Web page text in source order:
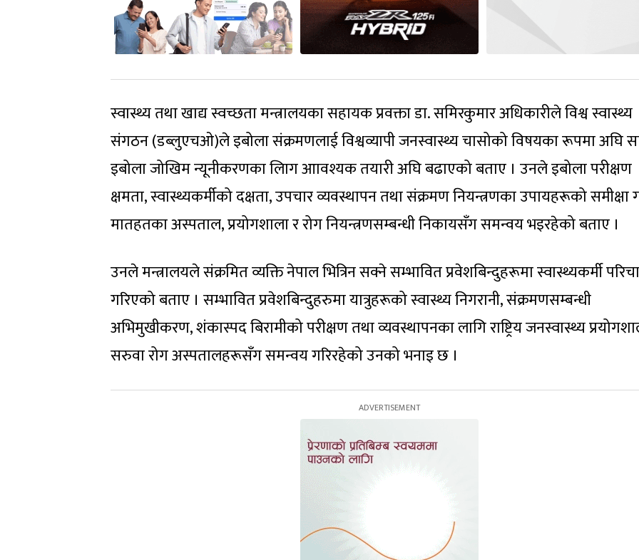
स्वास्थ्य तथा खाद्य स्वच्छता मन्त्रालयका सहायक प्रवक्ता डा. समिरकुमार अधिकारीले विश्व स्वास्थ्य
संगठन (डब्लुएचओ)ले इबोला संक्रमणलाई विश्वव्यापी जनस्वास्थ्य चासोको विषयका रूपमा अघि
इबोला जोखिम न्यूनीकरणका लािग आावश्यक तयारी अघि बढाएको बताए । उनले इबोला परीक्षण
क्षमता, स्वास्थ्यकर्मीको दक्षता, उपचार व्यवस्थापन तथा संक्रमण नियन्त्रणका उपायहरूको समीक्षा
मातहतका अस्पताल, प्रयोगशाला र रोग नियन्त्रणसम्बन्धी निकायसँग समन्वय भइरहेको बताए ।
उनले मन्त्रालयले संक्रमित व्यक्ति नेपाल भित्रिन सक्ने सम्भावित प्रवेशबिन्दुहरूमा स्वास्थ्यकर्मी
गरिएको बताए । सम्भावित प्रवेशबिन्दुहरुमा यात्रुहरूको स्वास्थ्य निगरानी, संक्रमणसम्बन्धी
अभिमुखीकरण, शंकास्पद बिरामीको परीक्षण तथा व्यवस्थापनका लागि राष्ट्रिय जनस्वास्थ्य
सरुवा रोग अस्पतालहरूसँग समन्वय गरिरहेको उनको भनाइ छ ।